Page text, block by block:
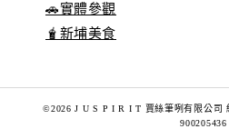
🚗實體參觀
🧋新埔美食
©2026 J U S P I R I T 賈絲筆咧有限公司
900205436